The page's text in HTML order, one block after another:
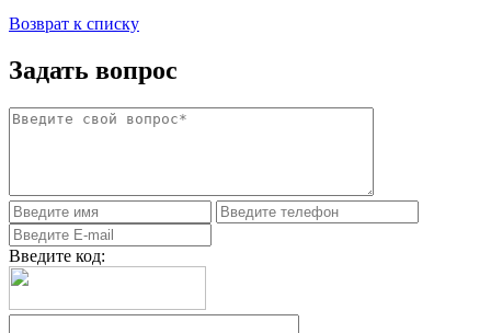
Возврат к списку
Задать вопрос
Введите код: